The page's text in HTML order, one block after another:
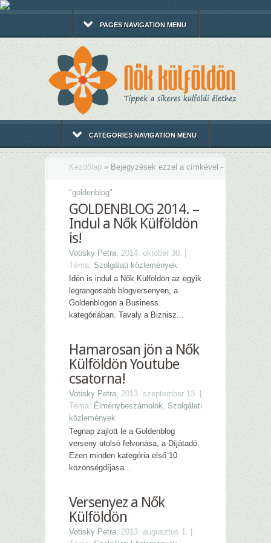
PAGES NAVIGATION MENU
CATEGORIES NAVIGATION MENU
Kezdőlap » Bejegyzések ezzel a címkével -
"goldenblog"
GOLDENBLOG 2014. –
Indul a Nők Külföldön
is!
Votisky Petra, 2014. október 30. |
Téma: Szolgálati közlemények
Idén is indul a Nők Külföldön az egyik
legrangosabb blogversenyen, a
Goldenblogon a Business
kategóriában. Tavaly a Biznisz...
Hamarosan jön a Nők
Külföldön Youtube
csatorna!
Votisky Petra, 2013. szeptember 13. |
Téma: Élménybeszámolók, Szolgálati
közlemények
Tegnap zajlott le a Goldenblog
verseny utolsó felvonása, a Díjátadó.
Ezen minden kategória első 10
közönségdíjasa...
Versenyez a Nők
Külföldön
Votisky Petra, 2013. augusztus 1. |